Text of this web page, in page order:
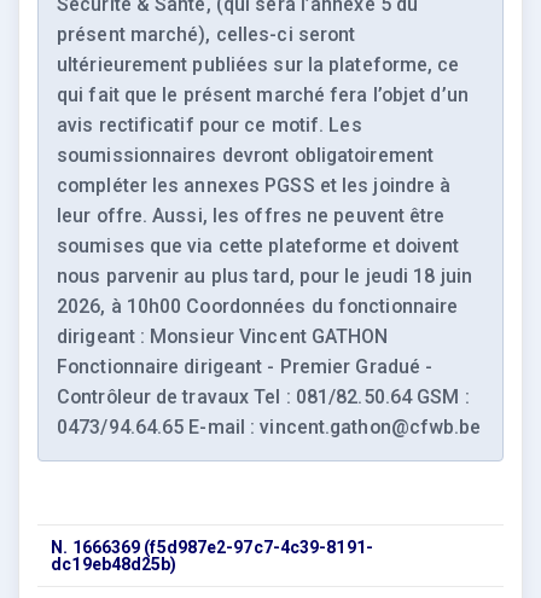
présent marché), celles-ci seront
ultérieurement publiées sur la plateforme, ce
qui fait que le présent marché fera l’objet d’un
avis rectificatif pour ce motif. Les
soumissionnaires devront obligatoirement
compléter les annexes PGSS et les joindre à
leur offre. Aussi, les offres ne peuvent être
soumises que via cette plateforme et doivent
nous parvenir au plus tard, pour le jeudi 18 juin
2026, à 10h00 Coordonnées du fonctionnaire
dirigeant : Monsieur Vincent GATHON
Fonctionnaire dirigeant - Premier Gradué -
Contrôleur de travaux Tel : 081/82.50.64 GSM :
0473/94.64.65 E-mail : vincent.gathon@cfwb.be
N. 1666369 (f5d987e2-97c7-4c39-8191-
dc19eb48d25b)